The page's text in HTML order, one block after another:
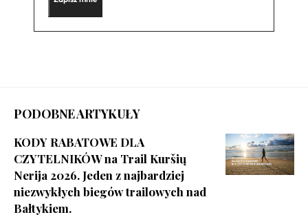
PODOBNE ARTYKUŁY
KODY RABATOWE DLA
CZYTELNIKÓW na Trail Kuršių
Nerija 2026. Jeden z najbardziej
niezwykłych biegów trailowych nad
Bałtykiem.